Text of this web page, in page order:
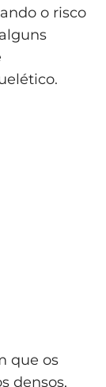
o risco
que os
densos,